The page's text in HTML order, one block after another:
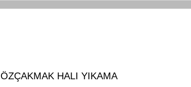
ÖZÇAKMAK HALI YIKAMA